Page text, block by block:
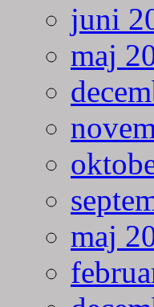
juni
maj
maj